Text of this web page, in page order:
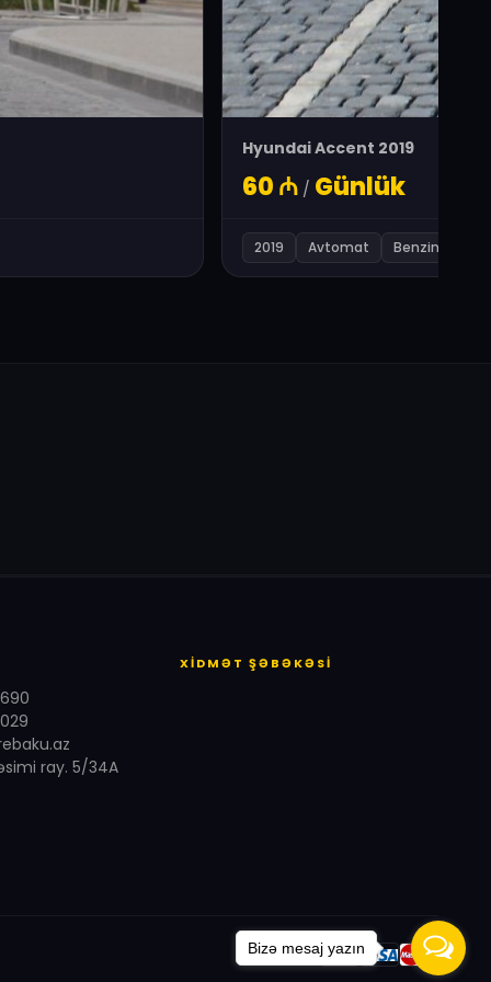
Hyundai Accent 2019
60₼ / Günlük
2019 Avtomat Benzin
ray. 5/34A
XİDMƏT ŞƏBƏKƏSİ
Bizə mesaj yazın